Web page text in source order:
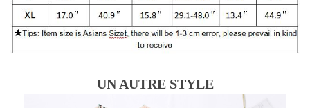
UN AUTRE STYLE